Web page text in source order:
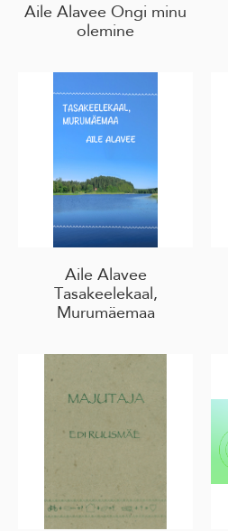
Aile Alavee Ongi minu
olemine
Aile Alavee
Tasakeelekaal,
Murumäemaa